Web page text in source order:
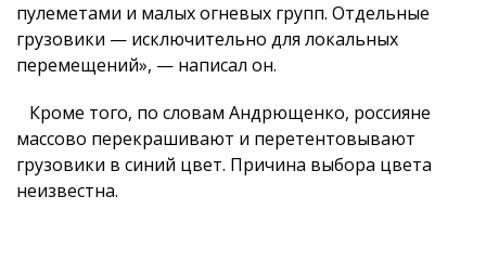
пулеметами и малых огневых групп. Отдельные
грузовики — исключительно для локальных
перемещений», — написал он.
Кроме того, по словам Андрющенко, россияне
массово перекрашивают и перетентовывают
грузовики в синий цвет. Причина выбора цвета
неизвестна.